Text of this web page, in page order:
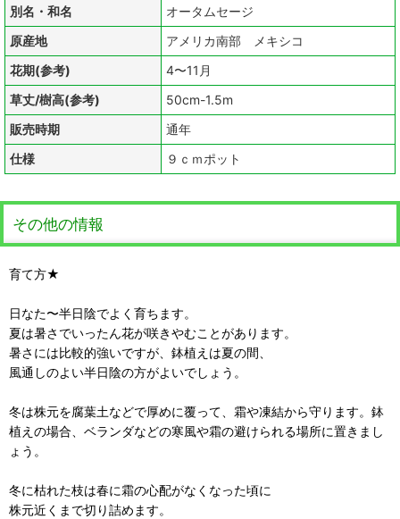
別名・和名
オータムセージ
原産地
アメリカ南部 メキシコ
花期(参考)
4〜11月
草丈/樹高(参考)
50cm-1.5m
販売時期
通年
仕様
９ｃｍポット
その他の情報
育て方★
日なた〜半日陰でよく育ちます。
夏は暑さでいったん花が咲きやむことがあります。
暑さには比較的強いですが、鉢植えは夏の間、
風通しのよい半日陰の方がよいでしょう。
冬は株元を腐葉土などで厚めに覆って、霜や凍結から守ります。鉢
植えの場合、ベランダなどの寒風や霜の避けられる場所に置きまし
ょう。
冬に枯れた枝は春に霜の心配がなくなった頃に
株元近くまで切り詰めます。